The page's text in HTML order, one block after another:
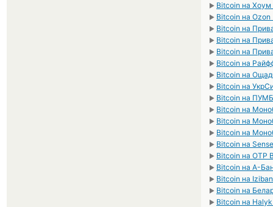
► Bitcoin на Хоум
► Bitcoin на Ozon
► Bitcoin на
► Bitcoin на
► Bitcoin на
► Bitcoin на
► Bitcoin на
► Bitcoin на
► Bitcoin на
► Bitcoin на
► Bitcoin на
► Bitcoin на
► Bitcoin на
► Bitcoin на OTP
► Bitcoin на А-
► Bitcoin на
► Bitcoin на
► Bitcoin на